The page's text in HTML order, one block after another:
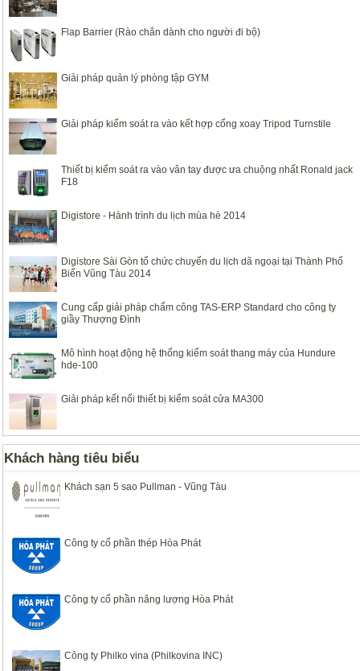
Flap Barrier (Rào chắn dành cho người đi bộ)
Giải pháp quản lý phòng tập GYM
Giải pháp kiểm soát ra vào kết hợp cổng xoay Tripod Turnstile
Thiết bị kiểm soát ra vào vân tay được ưa chuộng nhất Ronald jack
F18
Digistore - Hành trình du lịch mùa hè 2014
Digistore Sài Gòn tổ chức chuyến du lịch dã ngoại tại Thành Phố
Biển Vũng Tàu 2014
Cung cấp giải pháp chấm công TAS-ERP Standard cho công ty
giầy Thượng Đình
Mô hình hoạt động hệ thống kiểm soát thang máy của Hundure
hde-100
Giải pháp kết nối thiết bị kiểm soát cửa MA300
Khách hàng tiêu biểu
Khách sạn 5 sao Pullman - Vũng Tàu
Công ty cổ phần thép Hòa Phát
Công ty cổ phần năng lượng Hòa Phát
Công ty Philko vina (Philkovina INC)